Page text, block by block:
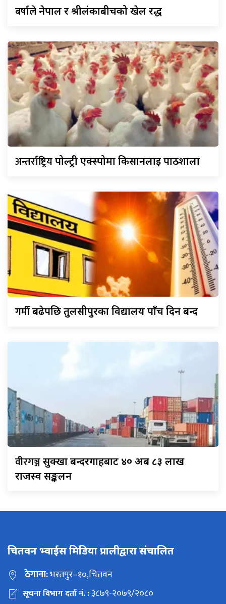
बर्षालेनेपाल र श्रीलंकाबीचको खेल रद्ध
अन्तर्राष्ट्रियपोल्ट्री एक्स्पोमा किसानलाई पाठशाला
गर्मीबढेपछि तुलसीपुरका विद्यालय पाँच दिन बन्द
वीरगञ्जसुक्खा बन्दरगाहबाट ४० अर्ब ८३ लाख
राजस्व सङ्कलन
चितवन भ्वाईस मिडिया प्रालीद्वारा संचालित
ठेगाना:भरतपुर–१०,चितवन
सूचना विभाग दर्ता नं. :३८७९-२०७९/२०८०